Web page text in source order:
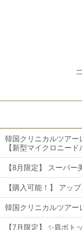
韓国クリニカルツアー
【新型マイクロニー
【8月限定】 スーパ
【購入可能！】 アッ
韓国クリニカルツアー
【7月限定】 ✨肩ボト